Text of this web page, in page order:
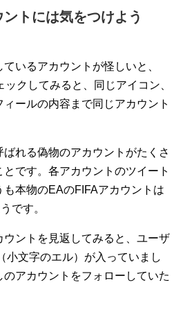
トには気をつけよう
いるアカウントが怪しいと、
クしてみると、同じアイコン、
ールの内容まで同じアカウント
れる偽物のアカウントがたくさ
です。各アカウントのツイート
本物のEAのFIFAアカウントは
です。
ウントを見返してみると、ユーザ
小文字のエル）が入っていまし
アカウントをフォローしていた